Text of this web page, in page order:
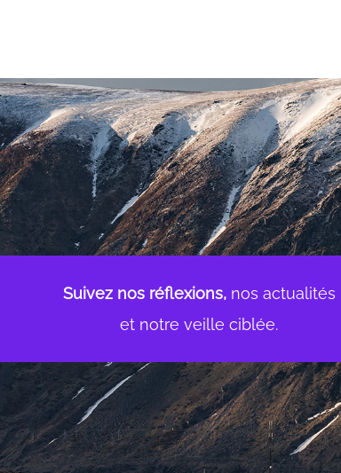
Suivez nos réflexions, nos actualités
et notre veille ciblée.